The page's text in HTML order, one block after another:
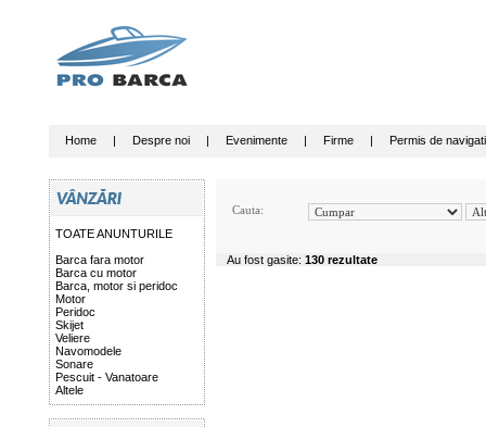
Home | Despre noi | Evenimente | Firme | Permis de
TOATE ANUNTURILE
Barca fara motor
Barca cu motor
Barca, motor si peridoc
Motor
Peridoc
Skijet
Veliere
Navomodele
Sonare
Pescuit - Vanatoare
Altele
Cauta:
Au fost gasite: 130 rezultate